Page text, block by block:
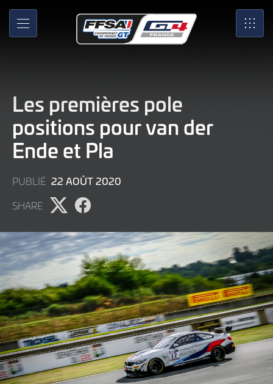
Skip
Main
MENU SRO
Les premières pole
positions pour van der
Ende et Pla
PUBLIÉ 22 AOÛT 2020
SHARE
Partager
sur
X
Partager
sur
Facebook